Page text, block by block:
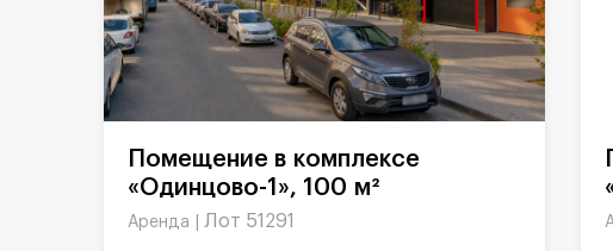
«Одинцово-1», 100 м²
Аренда | Лот 51291